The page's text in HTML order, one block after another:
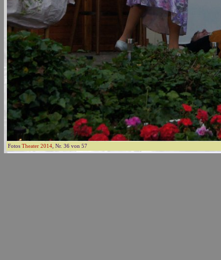
Fotos Theater 2014 , Nr. 36 von 57